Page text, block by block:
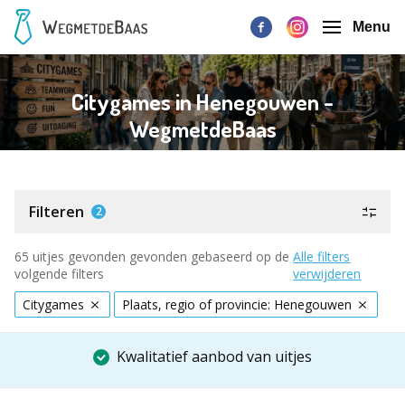
Menu
Citygames in Henegouwen -
WegmetdeBaas
Filteren 2
65 uitjes gevonden gevonden gebaseerd op de
volgende filters
Alle filters
verwijderen
Citygames
Plaats, regio of provincie: Henegouwen
Kwalitatief aanbod van uitjes